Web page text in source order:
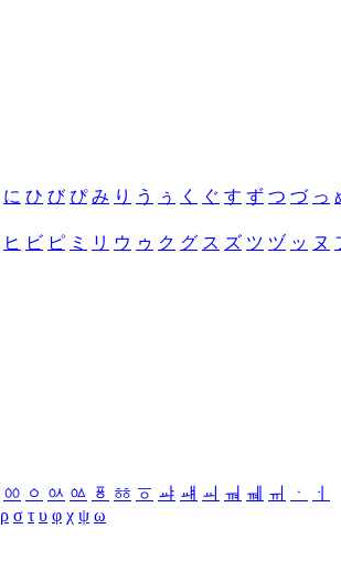
に ひ び ぴ み り う ぅ く ぐ す ず つ づ っ
ヒ ビ ピ ミ リ ウ ゥ ク グ ス ズ ツ ヅ ッ ヌ
ㆀ ㆁ ㆂ ㆃ ㆄ ㆅ ㆆ ㆇ ㆈ ㆉ ㆊ ㆋ ㆌ ㆍ
ㆎ
ρ σ τ υ φ χ ψ ω